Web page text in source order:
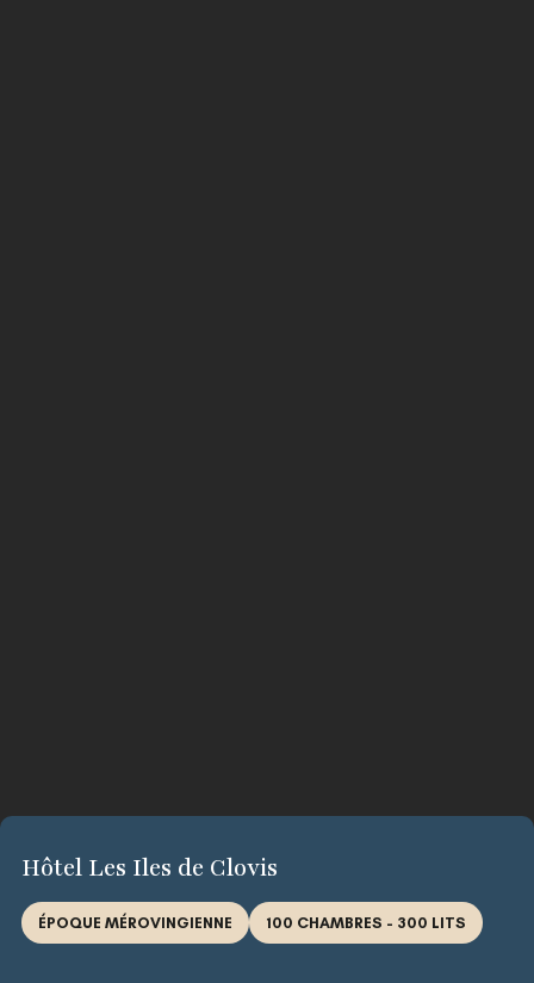
Hôtel Les Iles de Clovis
ÉPOQUE MÉROVINGIENNE 100 CHAMBRES - 300 LITS